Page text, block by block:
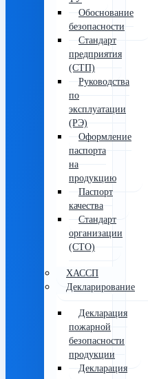
Обоснование
безопасности
Стандарт
предприятия
(СТП)
Руководства
по
эксплуатации
(РЭ)
Оформление
паспорта
на
продукцию
Паспорт
качества
Стандарт
организации
(СТО)
ХАССП
Декларирование
Декларация
пожарной
безопасности
продукции
Декларация